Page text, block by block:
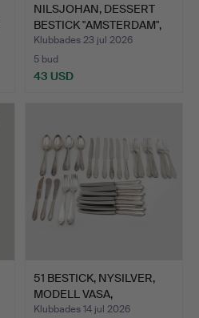
NILSJOHAN, DESSERT
BESTICK "AMSTERDAM",
25…
Klubbades 23 jul 2026
5 bud
43 USD
51 BESTICK, NYSILVER,
MODELL VASA,
GULDSME…
Klubbades 14 jul 2026